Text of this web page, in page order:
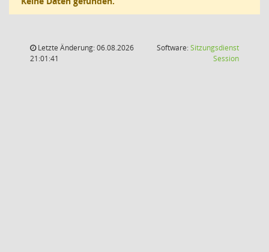
Letzte Änderung: 06.08.2026
21:01:41
Software:Sitzungsdienst
Session(Wird in